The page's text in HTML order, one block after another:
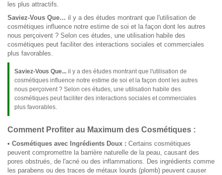
les plus attractifs.
Saviez-Vous Que… il y a des études montrant que l'utilisation de
cosmétiques influence notre estime de soi et la façon dont les autres
nous perçoivent ? Selon ces études, une utilisation habile des
cosmétiques peut faciliter des interactions sociales et commerciales
plus favorables.
Saviez-Vous Que... il y a des études montrant que l'utilisation de
cosmétiques influence notre estime de soi et la façon dont les autres
nous perçoivent ? Selon ces études, une utilisation habile des
cosmétiques peut faciliter des interactions sociales et commerciales
plus favorables.
Comment Profiter au Maximum des Cosmétiques :
• Cosmétiques avec Ingrédients Doux : Certains cosmétiques
peuvent compromettre la barrière naturelle de la peau, causant des
pores obstrués, de l'acné ou des inflammations. Des ingrédients comme
les parabens ou des traces de métaux lourds (plomb) peuvent causer